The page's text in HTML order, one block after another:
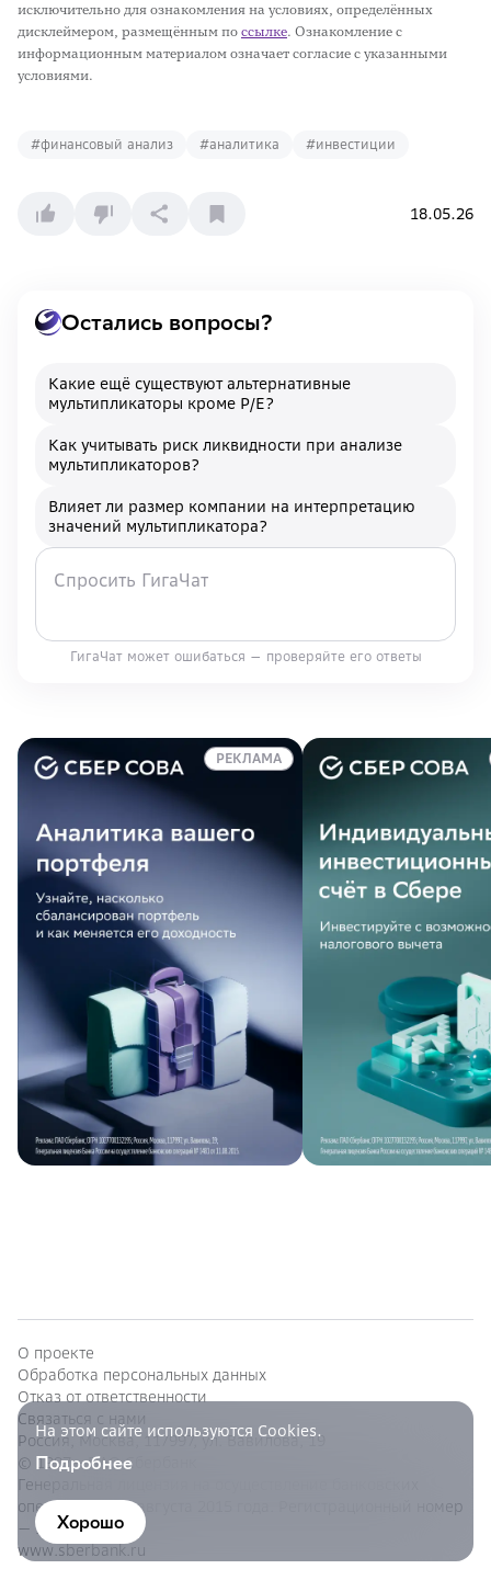
исключительно для ознакомления на условиях, определённых
дисклеймером, размещённым по ссылке. Ознакомление с
информационным материалом означает согласие с указанными
условиями.
#финансовый анализ #аналитика #инвестиции
18.05.26
Остались вопросы?
Какие ещё существуют альтернативные
мультипликаторы кроме P/E?
Как учитывать риск ликвидности при анализе
мультипликаторов?
Влияет ли размер компании на интерпретацию
значений мультипликатора?
ГигаЧат может ошибаться — проверяйте его ответы
РЕКЛАМА
О проекте
Обработка персональных данных
Отказ от ответственности
Связаться с нами
Россия, Москва, 117997, ул. Вавилова, 19
© 1997—ПАО Сбербанк
Генеральная лицензия на осуществление банковских
операций от 11 августа 2015 года. Регистрационный номер
— 1481.
www.sberbank.ru
На этом сайте используются Cookies.
Подробнее
Хорошо